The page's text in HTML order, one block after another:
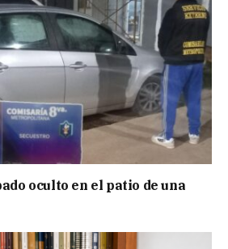
oculto en el patio de una